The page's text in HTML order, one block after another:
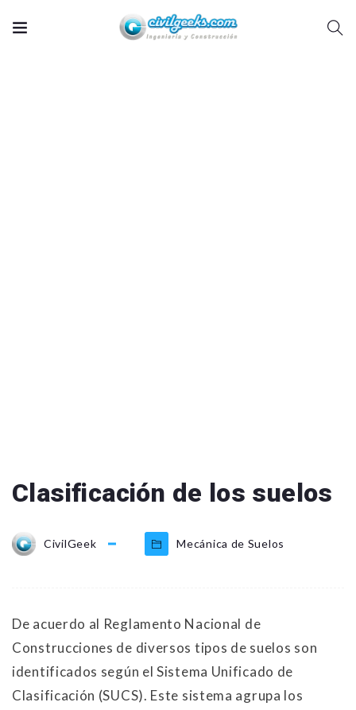
Clasificación de los suelos
CivilGeek Mecánica de Suelos
De acuerdo al Reglamento Nacional de
Construcciones de diversos tipos de suelos son
identificados según el Sistema Unificado de
Clasificación (SUCS). Este sistema agrupa los